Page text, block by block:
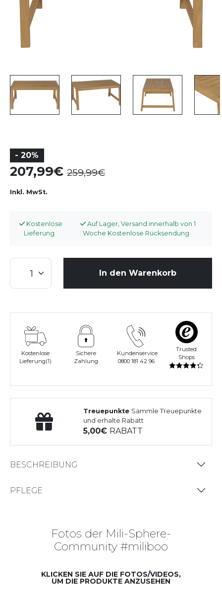
- 20%
207,99 259,99
Inkl. MwSt.
Kostenlose
Lieferung
Auf Lager, Versand innerhalb von 1
Woche Kostenlose Rücksendung
In den Warenkorb
Kostenlose
Lieferung(1)
Sichere
Zahlung
Kundenservice
0800 181 42 96
Trusted
Shops
Treuepunkte Sammle Treuepunkte
und erhalte Rabatt
5,00 RABATT
BESCHREIBUNG
PFLEGE
Fotos der Mili-Sphere-
Community #miliboo
KLICKEN SIE AUF DIE FOTOS/VIDEOS,
UM DIE PRODUKTE ANZUSEHEN